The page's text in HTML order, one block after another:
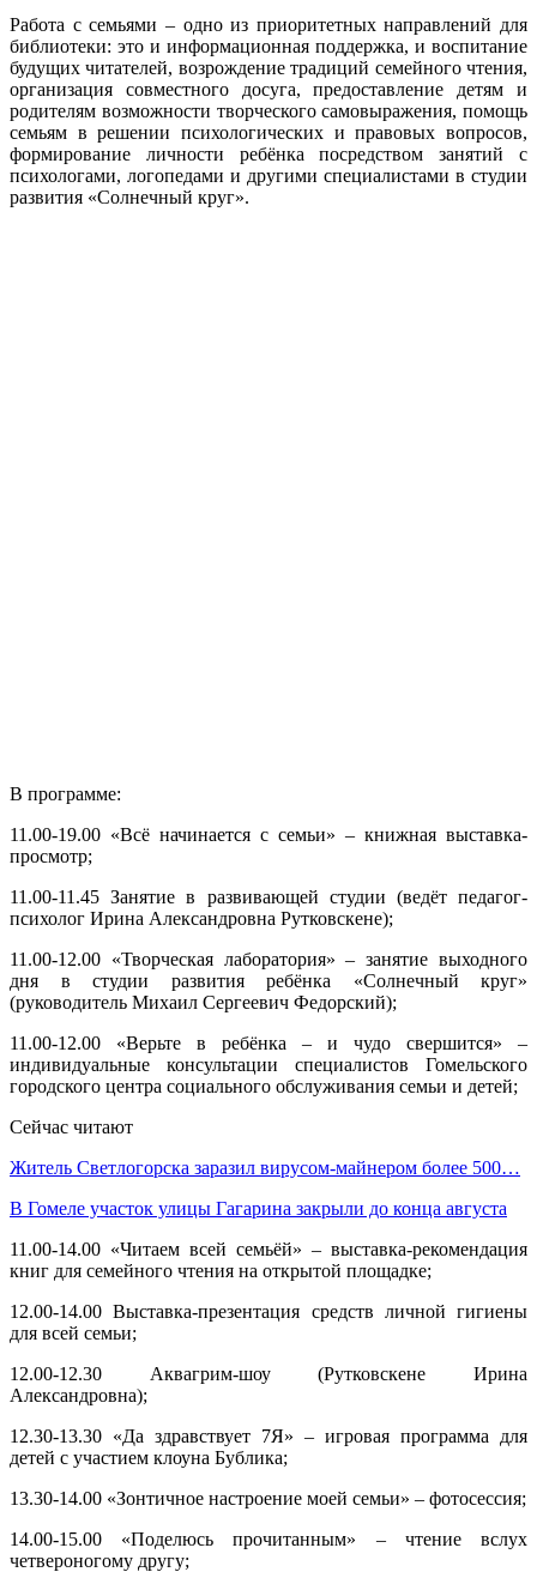
Работа с семьями – одно из приоритетных направлений для
библиотеки: это и информационная поддержка, и воспитание
будущих читателей, возрождение традиций семейного чтения,
организация совместного досуга, предоставление детям и
родителям возможности творческого самовыражения, помощь
семьям в решении психологических и правовых вопросов,
формирование личности ребёнка посредством занятий с
психологами, логопедами и другими специалистами в студии
развития «Солнечный круг».
В программе:
11.00-19.00 «Всё начинается с семьи» – книжная выставка-
просмотр;
11.00-11.45 Занятие в развивающей студии (ведёт педагог-
психолог Ирина Александровна Рутковскене);
11.00-12.00 «Творческая лаборатория» – занятие выходного
дня в студии развития ребёнка «Солнечный круг»
(руководитель Михаил Сергеевич Федорский);
11.00-12.00 «Верьте в ребёнка – и чудо свершится» –
индивидуальные консультации специалистов Гомельского
городского центра социального обслуживания семьи и детей;
Сейчас читают
Житель Светлогорска заразил вирусом-майнером более 500…
В Гомеле участок улицы Гагарина закрыли до конца августа
11.00-14.00 «Читаем всей семьёй» – выставка-рекомендация
книг для семейного чтения на открытой площадке;
12.00-14.00 Выставка-презентация средств личной гигиены
для всей семьи;
12.00-12.30 Аквагрим-шоу (Рутковскене Ирина
Александровна);
12.30-13.30 «Да здравствует 7Я» – игровая программа для
детей с участием клоуна Бублика;
13.30-14.00 «Зонтичное настроение моей семьи» – фотосессия;
14.00-15.00 «Поделюсь прочитанным» – чтение вслух
четвероногому другу;